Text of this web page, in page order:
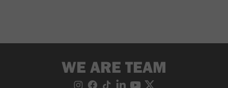
WE ARE TEAM